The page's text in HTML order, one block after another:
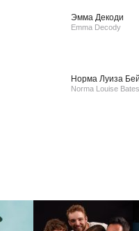
Эмма Декоди
Emma Decody
Норма Луиза
Norma Louise Bates